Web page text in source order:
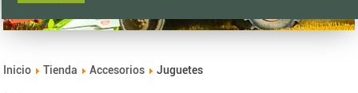
Inicio Tienda Accesorios Juguetes